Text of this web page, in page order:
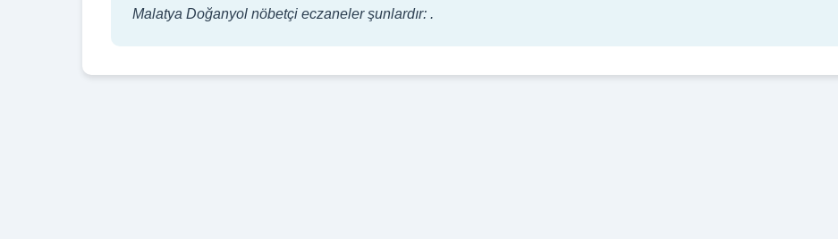
Malatya Doğanyol nöbetçi eczaneler şunlardır: .